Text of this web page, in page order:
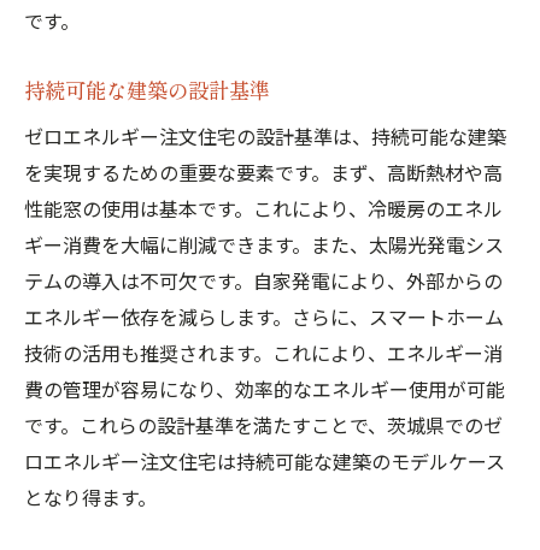
です。
持続可能な建築の設計基準
ゼロエネルギー注文住宅の設計基準は、持続可能な建築
を実現するための重要な要素です。まず、高断熱材や高
性能窓の使用は基本です。これにより、冷暖房のエネル
ギー消費を大幅に削減できます。また、太陽光発電シス
テムの導入は不可欠です。自家発電により、外部からの
エネルギー依存を減らします。さらに、スマートホーム
技術の活用も推奨されます。これにより、エネルギー消
費の管理が容易になり、効率的なエネルギー使用が可能
です。これらの設計基準を満たすことで、茨城県でのゼ
ロエネルギー注文住宅は持続可能な建築のモデルケース
となり得ます。